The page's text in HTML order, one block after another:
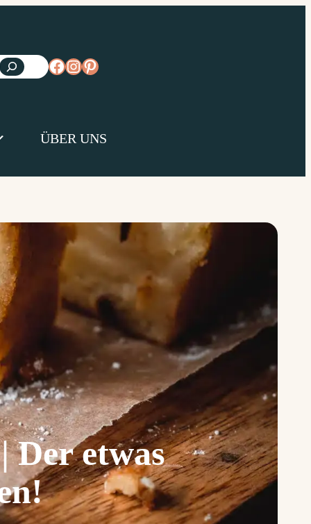
https://www.facebook.com/
https://www.instagram.com/
https://www.pinterest.de/diejungs/
ÜBER UNS
Der etwas